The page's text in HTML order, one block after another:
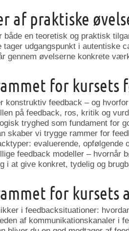
af praktiske
både en teoretisk og praktisk
tager udgangspunkt i autentiske
gennem øvelserne konkrete
for kursets
konstruktiv feedback – og
på feedback, ros, kritik og
tryghed som fundament for
skaber vi trygge rammer for
evaluerende, opfølgende
feedback modeller – hvornår
i at give konkret, tydelig og
for kursets
i feedbacksituationer:
af kommunikationskanaler i